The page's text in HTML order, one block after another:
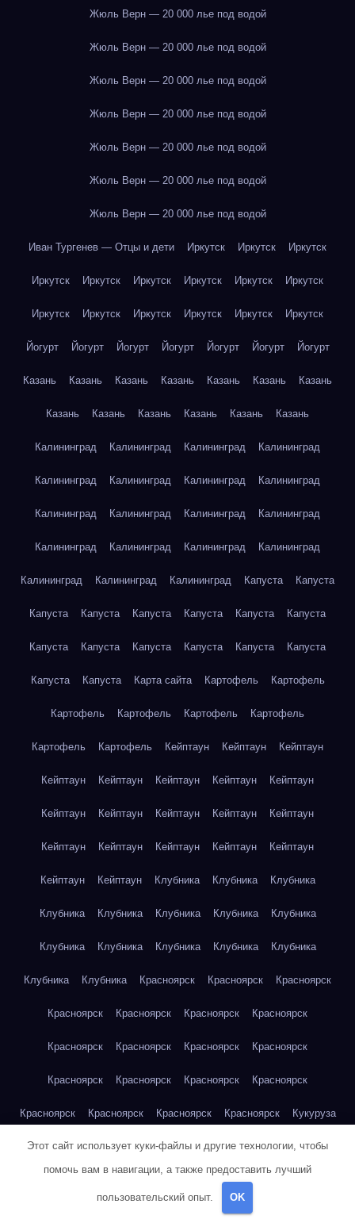
Жюль Верн — 20 000 лье под водой
Жюль Верн — 20 000 лье под водой
Жюль Верн — 20 000 лье под водой
Жюль Верн — 20 000 лье под водой
Жюль Верн — 20 000 лье под водой
Жюль Верн — 20 000 лье под водой
Жюль Верн — 20 000 лье под водой
Иван Тургенев — Отцы и дети Иркутск Иркутск Иркутск
Иркутск Иркутск Иркутск Иркутск Иркутск Иркутск
Иркутск Иркутск Иркутск Иркутск Иркутск Иркутск
Йогурт Йогурт Йогурт Йогурт Йогурт Йогурт Йогурт
Казань Казань Казань Казань Казань Казань Казань
Казань Казань Казань Казань Казань Казань
Калининград Калининград Калининград Калининград
Калининград Калининград Калининград Калининград
Калининград Калининград Калининград Калининград
Калининград Калининград Калининград Калининград
Калининград Калининград Калининград Капуста Капуста
Капуста Капуста Капуста Капуста Капуста Капуста
Капуста Капуста Капуста Капуста Капуста Капуста
Капуста Капуста Карта сайта Картофель Картофель
Картофель Картофель Картофель Картофель
Картофель Картофель Кейптаун Кейптаун Кейптаун
Кейптаун Кейптаун Кейптаун Кейптаун Кейптаун
Кейптаун Кейптаун Кейптаун Кейптаун Кейптаун
Кейптаун Кейптаун Кейптаун Кейптаун Кейптаун
Кейптаун Кейптаун Клубника Клубника Клубника
Клубника Клубника Клубника Клубника Клубника
Клубника Клубника Клубника Клубника Клубника
Клубника Клубника Красноярск Красноярск Красноярск
Красноярск Красноярск Красноярск Красноярск
Красноярск Красноярск Красноярск Красноярск
Красноярск Красноярск Красноярск Красноярск
Красноярск Красноярск Красноярск Красноярск Кукуруза
Кукуруза Кукуруза Кукуруза Кукуруза Кукуруза
Кукуруза
Куриная грудка
Этот сайт использует куки-файлы и другие технологии, чтобы
помочь вам в навигации, а также предоставить лучший
пользовательский опыт. OK